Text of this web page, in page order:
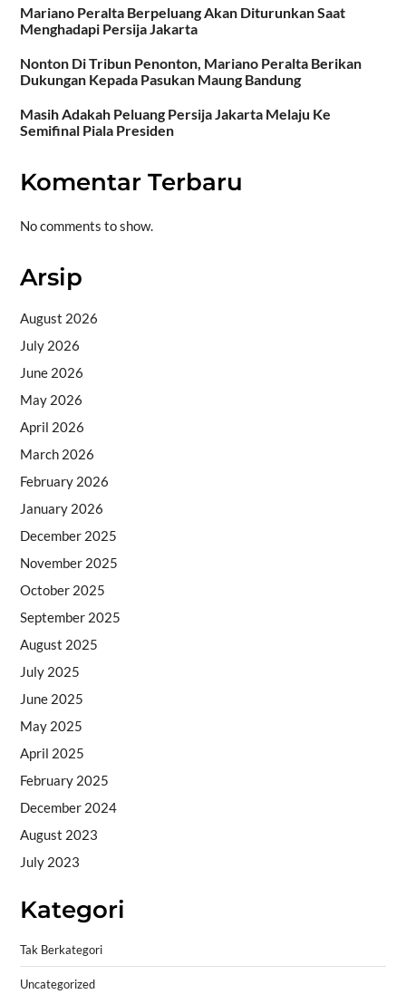
Mariano Peralta Berpeluang Akan Diturunkan Saat
Menghadapi Persija Jakarta
Nonton Di Tribun Penonton, Mariano Peralta Berikan
Dukungan Kepada Pasukan Maung Bandung
Masih Adakah Peluang Persija Jakarta Melaju Ke
Semifinal Piala Presiden
Komentar Terbaru
No comments to show.
Arsip
August 2026
July 2026
June 2026
May 2026
April 2026
March 2026
February 2026
January 2026
December 2025
November 2025
October 2025
September 2025
August 2025
July 2025
June 2025
May 2025
April 2025
February 2025
December 2024
August 2023
July 2023
Kategori
Tak Berkategori
Uncategorized